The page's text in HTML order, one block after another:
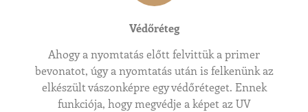
Védőréteg
Ahogy a nyomtatás előtt felvittük a primer
bevonatot, úgy a nyomtatás után is felkenünk az
elkészült vászonképre egy védőréteget. Ennek
funkciója, hogy megvédje a képet az UV